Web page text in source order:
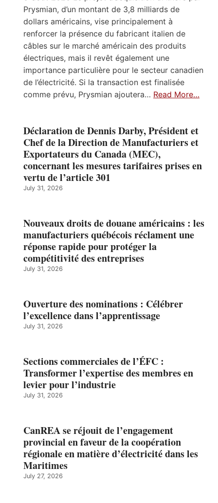
Prysmian, d’un montant de 3,8 milliards de
dollars américains, vise principalement à
renforcer la présence du fabricant italien de
câbles sur le marché américain des produits
électriques, mais il revêt également une
importance particulière pour le secteur canadien
de l’électricité. Si la transaction est finalisée
comme prévu, Prysmian ajoutera… Read More…
Déclaration de Dennis Darby, Président et
Chef de la Direction de Manufacturiers et
Exportateurs du Canada (MEC),
concernant les mesures tarifaires prises en
vertu de l’article 301
July 31, 2026
Nouveaux droits de douane américains : les
manufacturiers québécois réclament une
réponse rapide pour protéger la
compétitivité des entreprises
July 31, 2026
Ouverture des nominations : Célébrer
l’excellence dans l’apprentissage
July 31, 2026
Sections commerciales de l’ÉFC :
Transformer l’expertise des membres en
levier pour l’industrie
July 31, 2026
CanREA se réjouit de l’engagement
provincial en faveur de la coopération
régionale en matière d’électricité dans les
Maritimes
July 27, 2026